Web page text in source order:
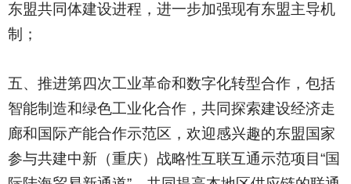
东盟共同体建设进程，进一步加强现有东盟主导机
制；
五、推进第四次工业革命和数字化转型合作，包括
智能制造和绿色工业化合作，共同探索建设经济走
廊和国际产能合作示范区，欢迎感兴趣的东盟国家
参与共建中新（重庆）战略性互联互通示范项目“国